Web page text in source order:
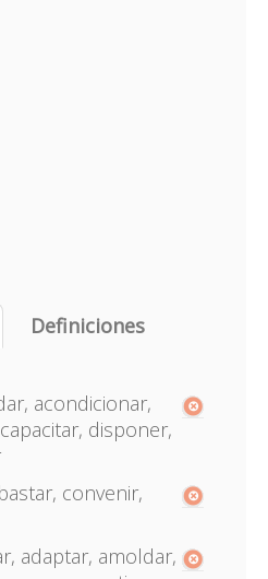
Definiciones
acondicionar,
disponer,
convenir,
adaptar, amoldar,